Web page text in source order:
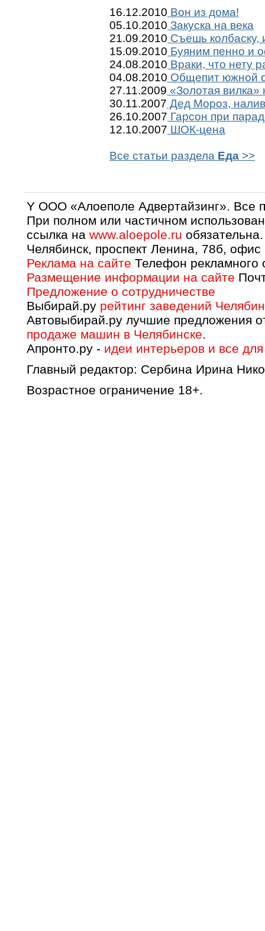
16.12.2010 Вон из дома!
05.10.2010 Закуска на века
21.09.2010 Съешь колбаску,
15.09.2010 Буяним пенно и
24.08.2010 Враки, что нету
04.08.2010 Общепит южной
27.11.2009 «Золотая
30.11.2007 Дед Мороз,
26.10.2007 Гарсон при
12.10.2007 ШОК-цена
Все статьи раздела Еда >>
Y OOO «Алоеполе Адвертайзинг».
При полном или частичном
ссылка на www.aloepole.ru обязательна.
Челябинск, проспект Ленина, 78б, офис
Реклама на сайте Телефон рекламного
Размещение информации на сайте
Предложение о сотрудничестве
Выбирай.ру рейтинг заведений
Автовыбирай.ру лучшие предложения
продаже машин в Челябинске.
Апронто.ру - идеи интерьеров и все
Главный редактор: Сербина Ирина
Возрастное ограничение 18+.